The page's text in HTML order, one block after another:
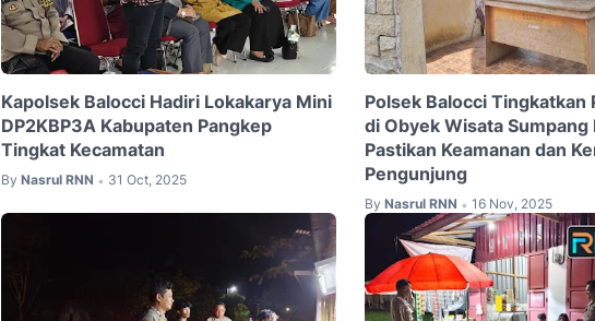
Kapolsek Balocci Hadiri Lokakarya Mini
DP2KBP3A Kabupaten Pangkep
Tingkat Kecamatan
By Nasrul RNN • 31 Oct, 2025
Polsek Balocci Tingkatkan
di Obyek Wisata Sumpang
Pastikan Keamanan dan
Pengunjung
By Nasrul RNN • 16 Nov, 2025